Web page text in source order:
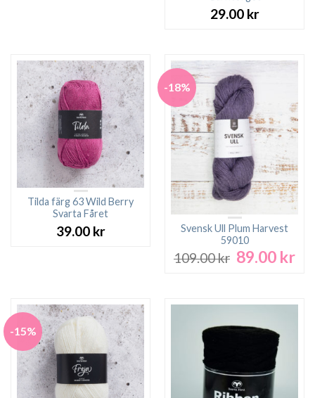
29.00 kr
Tilda färg 63 Wild Berry
Svarta Fåret
39.00 kr
-18%
Svensk Ull Plum Harvest
59010
109.00kr Det
109.00 kr.
89.00 kr
-15%